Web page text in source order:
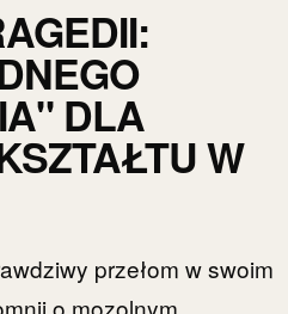
DLA
W
przełom w swoim
o mozolnym